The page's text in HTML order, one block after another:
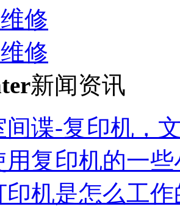
修
修
新闻资讯
间谍-复印机，
用复印机的一
印机是怎么工